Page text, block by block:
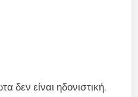
δεν είναι ηδονιστική.